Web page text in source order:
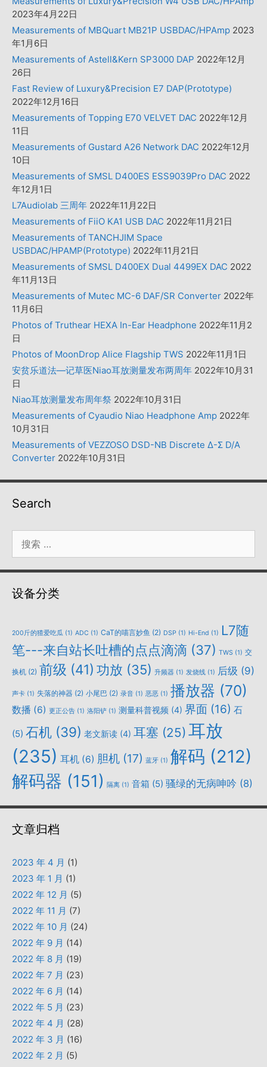
2023年4月22日
Measurements of MBQuart MB21P USBDAC/HPAmp 2023
年1月6日
Measurements of Astell&Kern SP3000 DAP 2022年12月
26日
Fast Review of Luxury&Precision E7 DAP(Prototype)
2022年12月16日
Measurements of Topping E70 VELVET DAC 2022年12月
11日
Measurements of Gustard A26 Network DAC 2022年12月
10日
Measurements of SMSL D400ES ESS9039Pro DAC 2022
年12月1日
L7Audiolab 三周年 2022年11月22日
Measurements of FiiO KA1 USB DAC 2022年11月21日
Measurements of TANCHJIM Space
USBDAC/HPAMP(Prototype) 2022年11月21日
Measurements of SMSL D400EX Dual 4499EX DAC 2022
年11月13日
Measurements of Mutec MC-6 DAF/SR Converter 2022年
11月6日
Photos of Truthear HEXA In-Ear Headphone 2022年11月2
日
Photos of MoonDrop Alice Flagship TWS 2022年11月1日
安贫乐道法—记草医Niao耳放测量发布两周年 2022年10月31
日
Niao耳放测量发布周年祭 2022年10月31日
Measurements of Cyaudio Niao Headphone Amp 2022年
10月31日
Measurements of VEZZOSO DSD-NB Discrete Δ-Σ D/A
Converter 2022年10月31日
Search
索：
设备分类
200斤的猹爱吃瓜 (1) ADC (1) CaT的喵言妙鱼 (2) DSP (1) Hi-End (1) L7随
笔---来自站长吐槽的点点滴滴 (37) TWS (1) 交
换机 (2) 前级 (41) 功放 (35) 升频器 (1) 发烧线 (1) 后级 (9)
声卡 (1) 失落的神器 (2) 小尾巴 (2) 录音 (1) 恶恶 (1) 播放器 (70)
数播 (6) 更正公告 (1) 洛阳铲 (1) 测量科普视频 (4) 界面 (16) 石
(5) 石机 (39) 老文新读 (4) 耳塞 (25) 耳放
(235) 耳机 (6) 胆机 (17) 蓝牙 (1) 解码 (212)
解码器 (151) 隔离 (1) 音箱 (5) 骚绿的无病呻吟 (8)
文章归档
2023 年 4 月 (1)
2023 年 1 月 (1)
2022 年 12 月 (5)
2022 年 11 月 (7)
2022 年 10 月 (24)
2022 年 9 月 (14)
2022 年 8 月 (19)
2022 年 7 月 (23)
2022 年 6 月 (14)
2022 年 5 月 (23)
2022 年 4 月 (28)
2022 年 3 月 (16)
2022 年 2 月 (5)